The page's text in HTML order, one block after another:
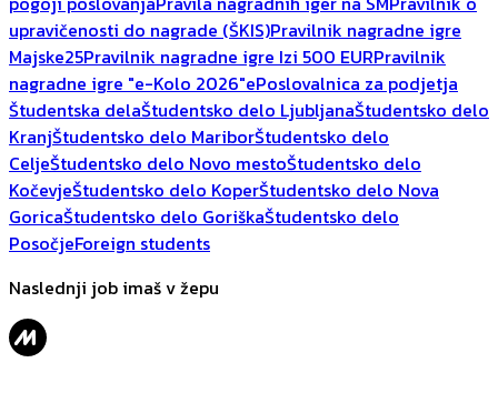
upravičenosti do nagrade (ŠKIS)Pravilnik nagradne igre
Majske25Pravilnik nagradne igre Izi 500 EURPravilnik
nagradne igre "e-Kolo 2026"ePoslovalnica za podjetja
Študentska delaŠtudentsko delo LjubljanaŠtudentsko delo
KranjŠtudentsko delo MariborŠtudentsko delo
CeljeŠtudentsko delo Novo mestoŠtudentsko delo
KočevjeŠtudentsko delo KoperŠtudentsko delo Nova
GoricaŠtudentsko delo GoriškaŠtudentsko delo
PosočjeForeign students
Naslednji job imaš v žepu